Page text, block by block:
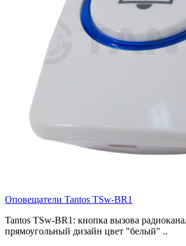
Оповещатели Tantos TSw-BR1
Tantos TSw-BR1: кнопка вызова
прямоугольный дизайн цвет "белый" ..